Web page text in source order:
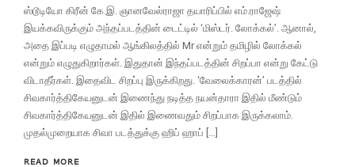
ஸ்டூடியோ கிரீன் கே.இ. ஞானவேல்ராஜா தயாரிப்பில் எம்.ராஜேஷ்
இயக்கவிருக்கும் அந்தப்படத்தின் டைட்டில் ‘மிஸ்டர். லோக்கல்’. ஆனால்,
அதை இப்படி எழுதாமல் ஆங்கிலத்தில் Mr என்றும் தமிழில் லோக்கல்
என்றும் எழுதுகிறார்கள். இதுதான் இந்தப்படத்தின் சிறப்பா என்று கேட்டு
விடாதீர்கள். இதைவிட சிறப்பு இருக்கிறது. ‘வேலைக்காரன்’ படத்தில்
சிவகார்த்திகேயனுடன் இணைந்து நடித்த நயன்தாரா இதில் மீண்டும்
சிவகார்த்திகேயனுடன் இதில் இணைவதும் சிறப்பாக இருக்கலாம்.
முதல்முறையாக சிவா படத்துக்கு ஹிப் ஹாப் […]
READ MORE